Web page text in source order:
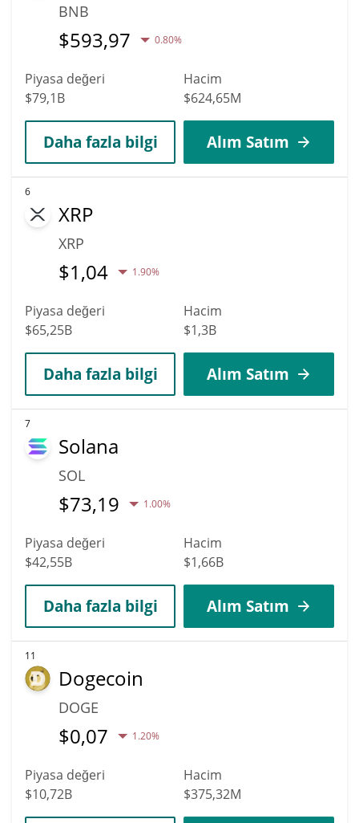
BNB
$593,97 0.80%
Piyasa değeri
$79,1B
Hacim
$624,65M
Daha fazla bilgi Alım Satım
6
XRP
XRP
$1,04 1.90%
Piyasa değeri
$65,25B
Hacim
$1,3B
Daha fazla bilgi Alım Satım
7
Solana
SOL
$73,19 1.00%
Piyasa değeri
$42,55B
Hacim
$1,66B
Daha fazla bilgi Alım Satım
11
Dogecoin
DOGE
$0,07 1.20%
Piyasa değeri
$10,72B
Hacim
$375,32M